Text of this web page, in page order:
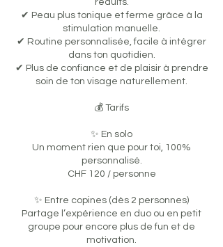
réduits.
✔ Peau plus tonique et ferme grâce à la
stimulation manuelle.
✔ Routine personnalisée, facile à intégrer
dans ton quotidien.
✔ Plus de confiance et de plaisir à prendre
soin de ton visage naturellement.
💰 Tarifs
✨ En solo
Un moment rien que pour toi, 100%
personnalisé.
CHF 120 / personne
✨ Entre copines (dès 2 personnes)
Partage l’expérience en duo ou en petit
groupe pour encore plus de fun et de
motivation.